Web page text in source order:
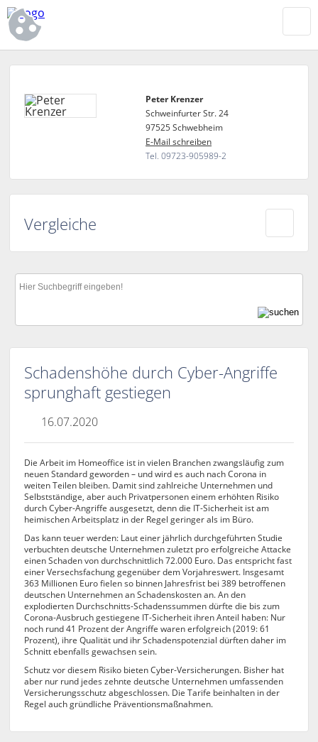
Peter Krenzer
Schweinfurter Str. 24
97525 Schwebheim
E-Mail schreiben
Tel. 09723-905989-2
Vergleiche
Schadenshöhe durch Cyber-Angriffe
sprunghaft gestiegen
16.07.2020
Die Arbeit im Homeoffice ist in vielen Branchen zwangsläufig zum
neuen Standard geworden – und wird es auch nach Corona in
weiten Teilen bleiben. Damit sind zahlreiche Unternehmen und
Selbstständige, aber auch Privatpersonen einem erhöhten Risiko
durch Cyber-Angriffe ausgesetzt, denn die IT-Sicherheit ist am
heimischen Arbeitsplatz in der Regel geringer als im Büro.
Das kann teuer werden: Laut einer jährlich durchgeführten Studie
verbuchten deutsche Unternehmen zuletzt pro erfolgreiche Attacke
einen Schaden von durchschnittlich 72.000 Euro. Das entspricht fast
einer Versechsfachung gegenüber dem Vorjahreswert. Insgesamt
363 Millionen Euro fielen so binnen Jahresfrist bei 389 betroffenen
deutschen Unternehmen an Schadenskosten an. An den
explodierten Durchschnitts-Schadenssummen dürfte die bis zum
Corona-Ausbruch gestiegene IT-Sicherheit ihren Anteil haben: Nur
noch rund 41 Prozent der Angriffe waren erfolgreich (2019: 61
Prozent), ihre Qualität und ihr Schadenspotenzial dürften daher im
Schnitt ebenfalls gewachsen sein.
Schutz vor diesem Risiko bieten Cyber-Versicherungen. Bisher hat
aber nur rund jedes zehnte deutsche Unternehmen umfassenden
Versicherungsschutz abgeschlossen. Die Tarife beinhalten in der
Regel auch gründliche Präventionsmaßnahmen.